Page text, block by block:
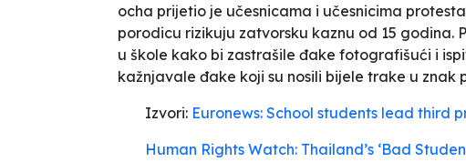
ocha prijetio je učesnicama i učesnicima
porodicu rizikuju zatvorsku kaznu od 15 godina.
u škole kako bi zastrašile đake fotografišući i
kažnjavale đake koji su nosili bijele trake u znak
Izvori: Euronews: School students lead third
Human Rights Watch: Thailand’s ‘Bad